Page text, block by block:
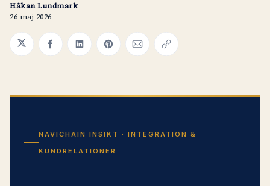
Håkan Lundmark
26 maj 2026
Share on Twitter
Share on Facebook
Share on LinkedIn
Share on Pinterest
Share via Email
Copy link
NAVICHAIN INSIKT · INTEGRATION &
KUNDRELATIONER